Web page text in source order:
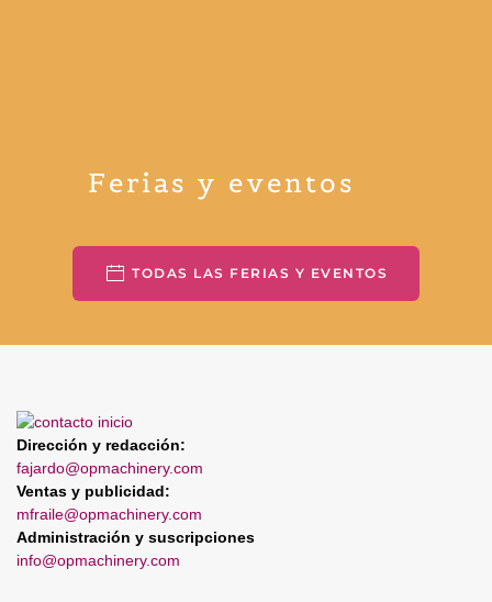
Ferias y eventos
TODAS LAS FERIAS Y EVENTOS
Dirección y redacción:
fajardo@opmachinery.com
Ventas y publicidad:
mfraile@opmachinery.com
Administración y suscripciones
info@opmachinery.com